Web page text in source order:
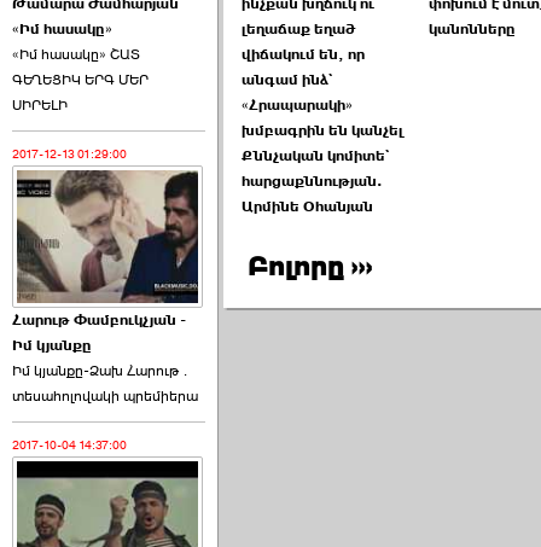
ընտրող՝ ›››
Թամարա Ժամհարյան
«Իմ հասակը»
«Իմ հասակը» ՇԱՏ
ԳԵՂԵՑԻԿ ԵՐԳ ՄԵՐ
ՍԻՐԵԼԻ
2017-12-13 01:29:00
Հարութ Փամբուկչյան -
Իմ կյանքը
Իմ կյանքը-Ձախ Հարnւթ․
տեuաhnլnվակի պրեմիերա
2017-10-04 14:37:00
լեղաճաք եղած
վիճակում են, որ
անգամ ինձ`
«Հրապարակի»
խմբագրին են կանչել
Քննչական կոմիտե`
հարցաքննության.
Արմինե Օհանյան
կանոնները
Բոլորը ›››